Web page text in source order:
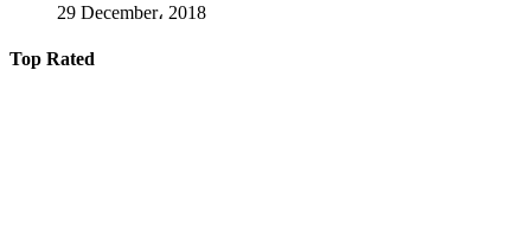
29 December، 2018
Top Rated